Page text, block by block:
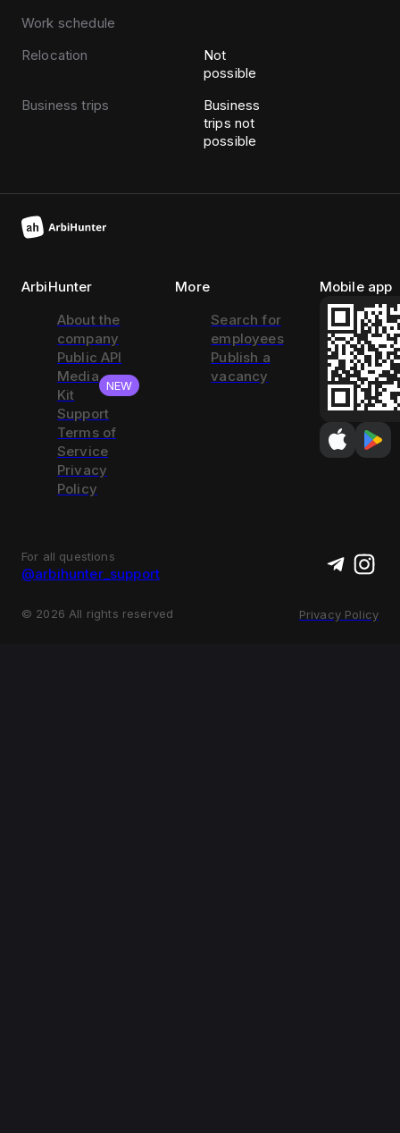
Work schedule
Relocation
Not
possible
Business trips
Business
trips not
possible
ArbiHunter
About the
company
Public API
Media
Kit
NEW
Support
Terms of
Service
Privacy
Policy
More
Search for
employees
Publish a
vacancy
Mobile app
For all questions
@arbihunter_support
© 2026 All rights reserved Privacy Policy